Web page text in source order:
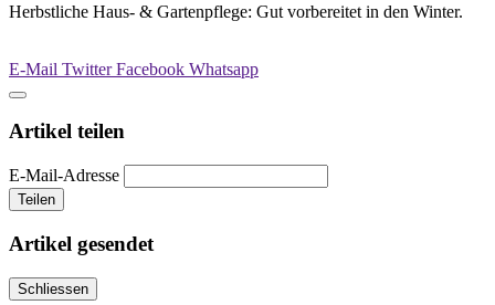
Herbstliche Haus- & Gartenpflege: Gut vorbereitet in den Winter.
E-Mail TwitterFacebook Whatsapp
Artikel teilen
E-Mail-Adresse
Teilen
Artikel gesendet
Schliessen